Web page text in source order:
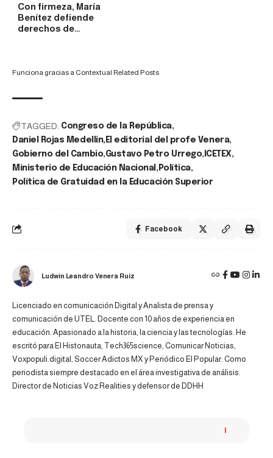
Con firmeza, María
Benítez defiende
derechos de…
Funciona gracias a Contextual Related Posts
TAGGED: Congreso de la República
Daniel Rojas Medellín El editorial del profe Venera
Gobierno del Cambio Gustavo Petro Urrego ICETEX
Ministerio de Educación Nacional Política
Política de Gratuidad en la Educación Superior
Facebook
Ludwin Leandro Venera Ruiz
Licenciado en comunicación Digital y Analista de prensa y
comunicación de UTEL. Docente con 10 años de experiencia en
educación. Apasionado a la historia, la ciencia y las tecnologías. He
escritó para El Histonauta, Tech365science, Comunicar Noticias,
Voxpopuli.digital, Soccer Adictos MX y Periódico El Popular. Como
periodista siempre destacado en el área investigativa de análisis.
Director de Noticias Voz Realities y defensor de DDHH